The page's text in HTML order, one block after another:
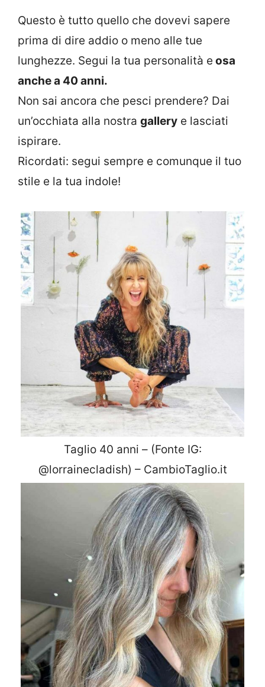
Questo è tutto quello che dovevi sapere
prima di dire addio o meno alle tue
lunghezze. Segui la tua personalità e osa
anche a 40 anni.
Non sai ancora che pesci prendere? Dai
un’occhiata alla nostra gallery e lasciati
ispirare.
Ricordati: segui sempre e comunque il tuo
stile e la tua indole!
Taglio 40 anni – (Fonte IG:
@lorrainecladish) – CambioTaglio.it